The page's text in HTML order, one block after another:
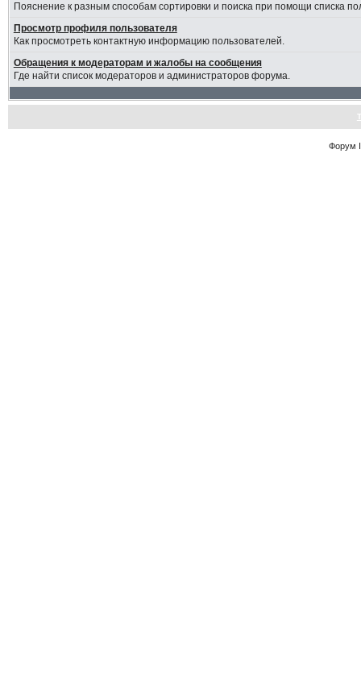
Пояснение к разным способам сортировки и поиска при помощи списка
Просмотр профиля пользователя
Как просмотреть контактную информацию пользователей.
Обращения к модераторам и жалобы на сообщения
Где найти список модераторов и администраторов форума.
Форум